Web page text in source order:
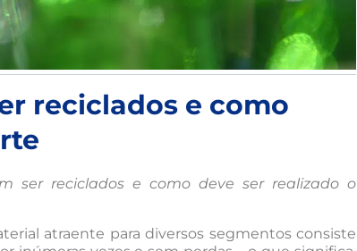
reciclados e como
ser reciclados e como deve ser realizado o
atraente para diversos segmentos consiste